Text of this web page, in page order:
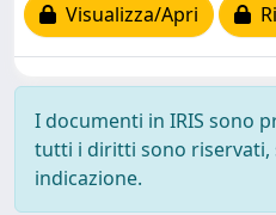
Visualizza/Apri
I documenti in IRIS sono
tutti i diritti sono riservati,
indicazione.